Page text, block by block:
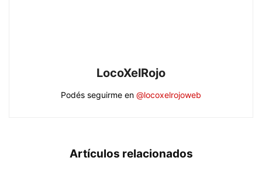
LocoXelRojo
Podés seguirme en @locoxelrojoweb
Artículos relacionados